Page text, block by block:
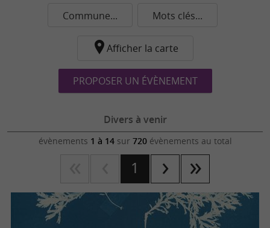
Commune... Mots clés...
Afficher la carte
PROPOSER UN ÉVÈNEMENT
Divers à venir
évènements 1 à 14sur 720évènements au total
1